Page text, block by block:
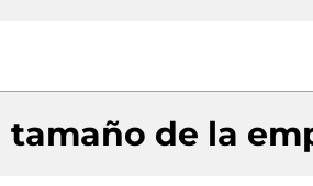
tamaño de la